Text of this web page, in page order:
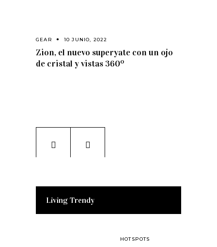
GEAR 10 JUNIO, 2022
Zion, el nuevo superyate con un ojo
de cristal y vistas 360º
Living Trendy
HOTSPOTS